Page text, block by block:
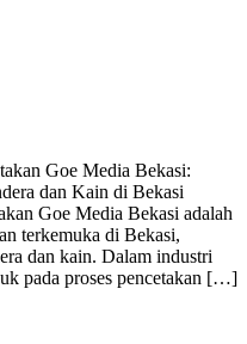
Goe Media Bekasi:
dan Kain di Bekasi
Goe Media Bekasi adalah
terkemuka di Bekasi,
dan kain. Dalam industri
pada proses pencetakan […]